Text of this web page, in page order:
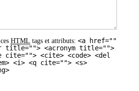
HTML tags et attributs: <a href=""
title=""> <acronym title="">
cite=""> <cite> <code> <del
<i> <q cite=""> <s>